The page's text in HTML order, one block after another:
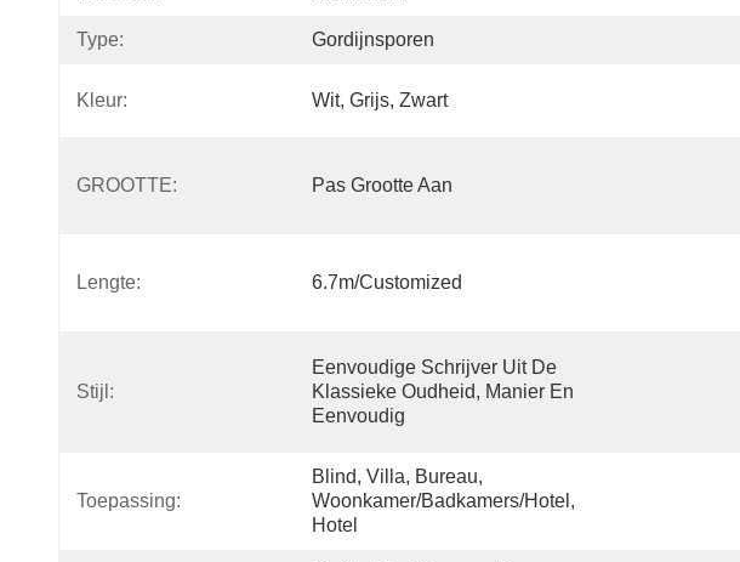
Type: Gordijnsporen
Kleur: Wit, Grijs, Zwart
GROOTTE: Pas Grootte Aan
Lengte: 6.7m/customized
Stijl:
Eenvoudige Schrijver Uit De
Klassieke Oudheid, Manier En
Eenvoudig
Toepassing:
Blind, Villa, Bureau,
Woonkamer/Badkamers/Hotel,
Hotel